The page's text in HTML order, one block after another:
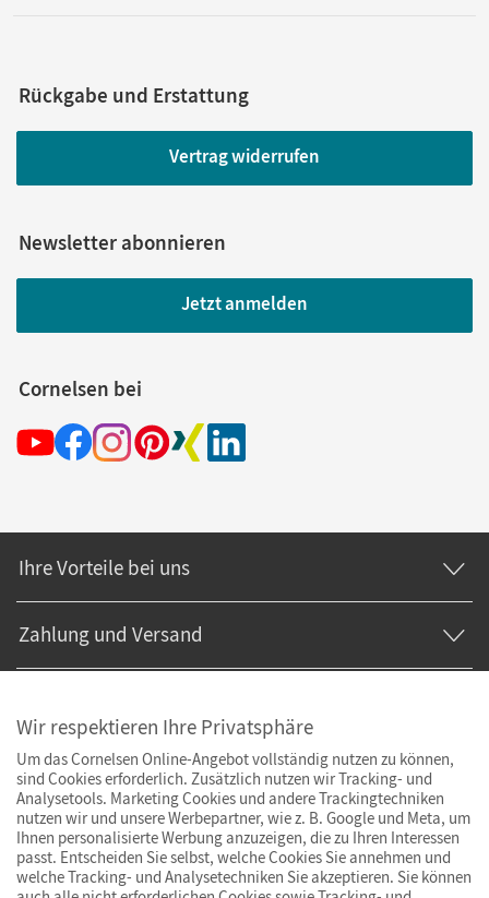
Rückgabe und Erstattung
Vertrag widerrufen
Newsletter abonnieren
Jetzt anmelden
Cornelsen bei
Ihre Vorteile bei uns
Zahlung und Versand
Wir respektieren Ihre Privatsphäre
Um das Cornelsen Online-Angebot vollständig nutzen zu können,
sind Cookies erforderlich. Zusätzlich nutzen wir Tracking- und
Analysetools. Marketing Cookies und andere Trackingtechniken
nutzen wir und unsere Werbepartner, wie z. B. Google und Meta, um
Ihnen personalisierte Werbung anzuzeigen, die zu Ihren Interessen
passt. Entscheiden Sie selbst, welche Cookies Sie annehmen und
welche Tracking- und Analysetechniken Sie akzeptieren. Sie können